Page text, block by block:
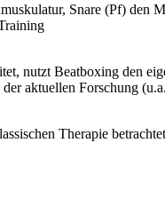
Snare (Pf) den
nutzt Beatboxing den
aktuellen Forschung
Therapie